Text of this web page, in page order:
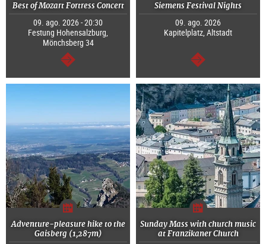
Best of Mozart Fortress Concert
09. ago. 2026 - 20:30
Festung Hohensalzburg,
Mönchsberg 34
continuar
Siemens Festival Nights
09. ago. 2026
Kapitelplatz, Altstadt
continuar
Adventure-pleasure hike to the
Gaisberg (1,287m)
Sunday Mass with church music
at Franzikaner Church